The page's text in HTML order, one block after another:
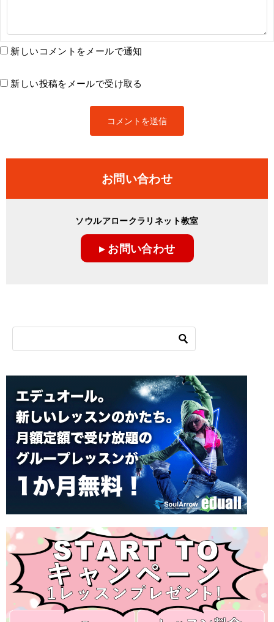
新しいコメントをメールで通知
新しい投稿をメールで受け取る
お問い合わせ
ソウルアロークラリネット教室
▸ お問い合わせ